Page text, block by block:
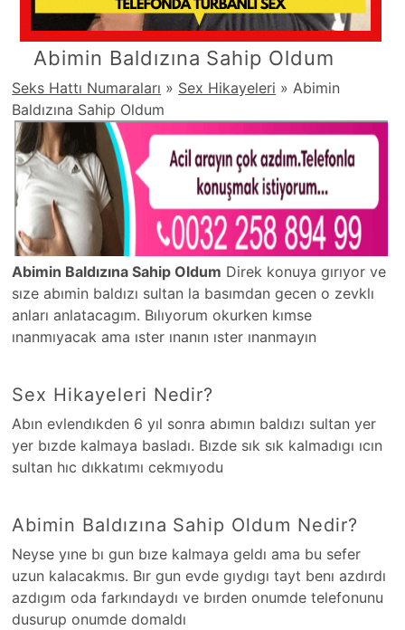
Abimin Baldızına Sahip Oldum
Seks Hattı Numaraları » Sex Hikayeleri »Abimin
Baldızına Sahip Oldum
Abimin Baldızına Sahip Oldum Direk konuya gırıyor ve
sıze abımin baldızı sultan la basımdan gecen o zevklı
anları anlatacagım. Bılıyorum okurken kımse
ınanmıyacak ama ıster ınanın ıster ınanmayın
Sex Hikayeleri Nedir?
Abın evlendıkden 6 yıl sonra abımın baldızı sultan yer
yer bızde kalmaya basladı. Bızde sık sık kalmadıgı ıcın
sultan hıc dıkkatımı cekmıyodu
Abimin Baldızına Sahip Oldum Nedir?
Neyse yıne bı gun bıze kalmaya geldı ama bu sefer
uzun kalacakmıs. Bır gun evde gıydıgı tayt benı azdırdı
azdıgım oda farkındaydı ve bırden onumde telefonunu
dusurup onumde domaldı